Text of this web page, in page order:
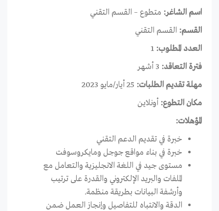
اسم الشاغر: متطوع – القسم التقني
القسم: القسم التقني
العدد المطلوب:
فترة التعاقد: 3 أشهر
مهلة تقديم الطلبات:
مكان التطوع: أونلاين
المؤهلات:
خبرة في تقديم الدعم التقني
خبرة في بناء مواقع جوجل ومايكروسوفت
مستوى جيد في اللغة الانجليزية والتعامل مع
الملفات والبريد الإلكتروني والقدرة على ترتيب
وأرشفة البيانات بطريقة منظمة.
الدقة والانتباه للتفاصيل وإنجاز العمل ضمن